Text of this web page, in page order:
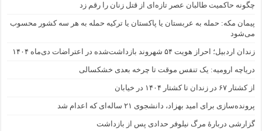
چگونه حاکمیت طالبان عصر تازه‌ای از قتل زنان را رقم زد
پیمان مکه: حمله به عربستان یا پاکستان یا ترکیه حمله به هر سه کشور محسوب
می‌شود
زندان اردبیل؛ احراز هویت ۵۴ شهروند بازداشت‌شده در اعتراضات دی‌ماه ۱۴۰۴
دریاچه ارومیه: یک تنفس موقت تا چرخه بعدی خشکسالی
از کشتار ۶۷ در زندان تا کشتار ۱۴۰۴ در خیابان
پرونده‌سازی برای امید بهزاد، دانشجوی ۲۱ ساله‌ای که اعدام شد
گزارشی دربارهٔ مرگ نیلوفر حدادی پس از بازداشت